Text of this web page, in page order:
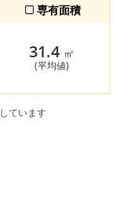
専有面積
31.4 ㎡
(平均値)
しています